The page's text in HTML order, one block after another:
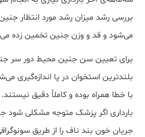
بررسی رشد میزان رشد مورد انتظار
می‌شود و قد و وزن جنین تخمین زده
برای تعیین سن جنین محیط دور سر
بلندترین استخوان در پا اندازه‌گیری
با خطا همراه بوده و کاملاً دقیق
بارداری اگر پزشک متوجه مشکلی شود
جریان خون بند ناف را از طریق